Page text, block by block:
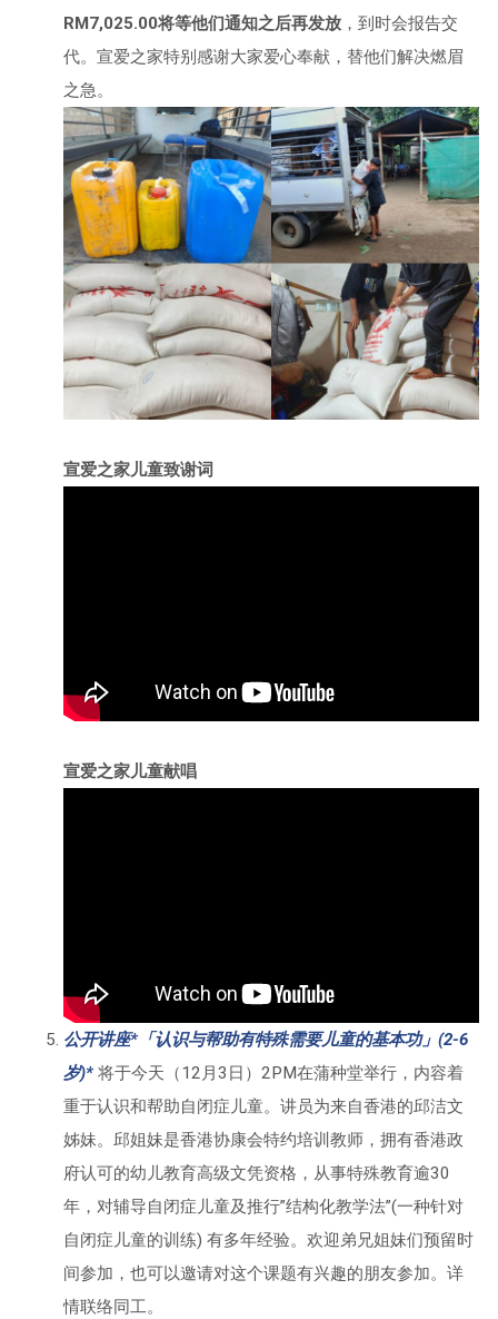
RM7,025.00将等他们通知之后再发放，到时会报告交
代。宣爱之家特别感谢大家爱心奉献，替他们解决燃眉
之急。
宣爱之家儿童致谢词
宣爱之家儿童献唱
公开讲座*「认识与帮助有特殊需要儿童的基本功」(2-6
岁)*将于今天（12月3日）2PM在蒲种堂举行，内容着
重于认识和帮助自闭症儿童。讲员为来自香港的邱洁文
姊妹。邱姐妹是香港协康会特约培训教师，拥有香港政
府认可的幼儿教育高级文凭资格，从事特殊教育逾30
年，对辅导自闭症儿童及推行”结构化教学法”(一种针对
自闭症儿童的训练) 有多年经验。欢迎弟兄姐妹们预留时
间参加，也可以邀请对这个课题有兴趣的朋友参加。详
情联络同工。